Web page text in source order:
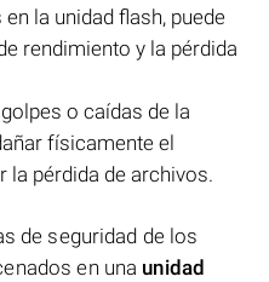
la unidad flash, puede
rendimiento y la pérdida
o caídas de la
físicamente el
la pérdida de archivos.
de seguridad de los
en una unidad